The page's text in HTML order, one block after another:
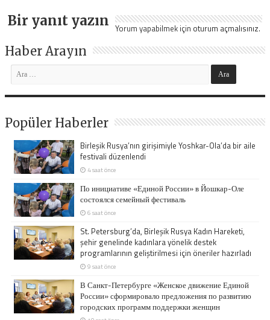
Bir yanıt yazın Yorum yapabilmek için oturum açmalısınız.
Haber Arayın
Popüler Haberler
Birleşik Rusya’nın girişimiyle Yoshkar-Ola’da bir aile
festivali düzenlendi
4 saat önce
По инициативе «Единой России» в Йошкар-Оле
состоялся семейный фестиваль
6 saat önce
St. Petersburg’da, Birleşik Rusya Kadın Hareketi,
şehir genelinde kadınlara yönelik destek
programlarının geliştirilmesi için öneriler hazırladı
9 saat önce
В Санкт-Петербурге «Женское движение Единой
России» сформировало предложения по развитию
городских программ поддержки женщин